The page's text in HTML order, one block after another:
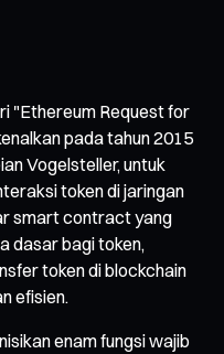
"Ethereum Request for
pada tahun 2015
Vogelsteller, untuk
token di jaringan
smart contract yang
dasar bagi token,
token di blockchain
efisien.
enam fungsi wajib